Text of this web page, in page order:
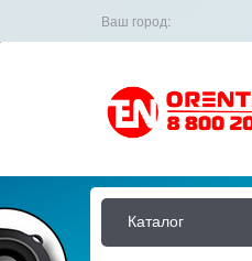
Ваш город:
Каталог